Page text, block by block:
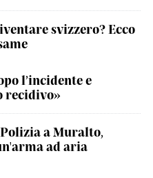
svizzero? Ecco
l’incidente e
recidivo»
a Muralto,
ad aria